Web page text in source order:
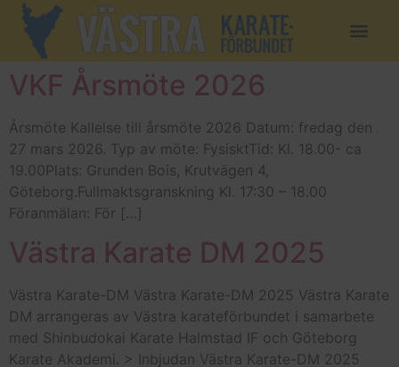
VKF Årsmöte 2026
Årsmöte Kallelse till årsmöte 2026 Datum: fredag den
27 mars 2026. Typ av möte: FysisktTid: Kl. 18.00- ca
19.00Plats: Grunden Bois, Krutvägen 4,
Göteborg.Fullmaktsgranskning Kl. 17:30 – 18.00
Föranmälan: För […]
Västra Karate DM 2025
Västra Karate-DM Västra Karate-DM 2025 Västra Karate
DM arrangeras av Västra karateförbundet i samarbete
med Shinbudokai Karate Halmstad IF och Göteborg
Karate Akademi. > Inbjudan Västra Karate-DM 2025